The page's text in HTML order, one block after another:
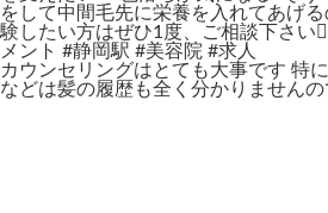
カウンセリングはとても大事です 特
などは髪の履歴も全く分かりませんの